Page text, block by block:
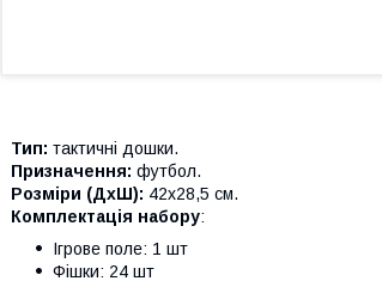
Тип: тактичні дошки.
Призначення: футбол.
Розміри (ДхШ): 42x28,5 см.
Комплектація набору:
Ігрове поле: 1 шт
Фішки: 24 шт